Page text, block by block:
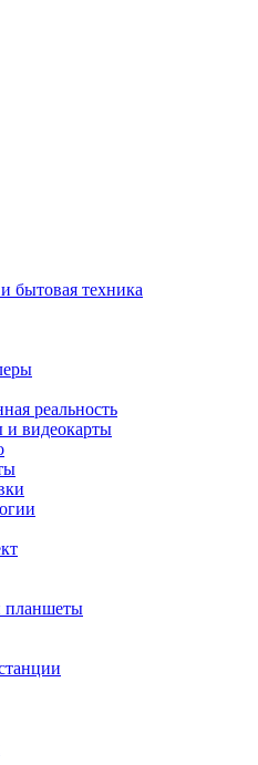
бытовая техника
реальность
и видеокарты
планшеты